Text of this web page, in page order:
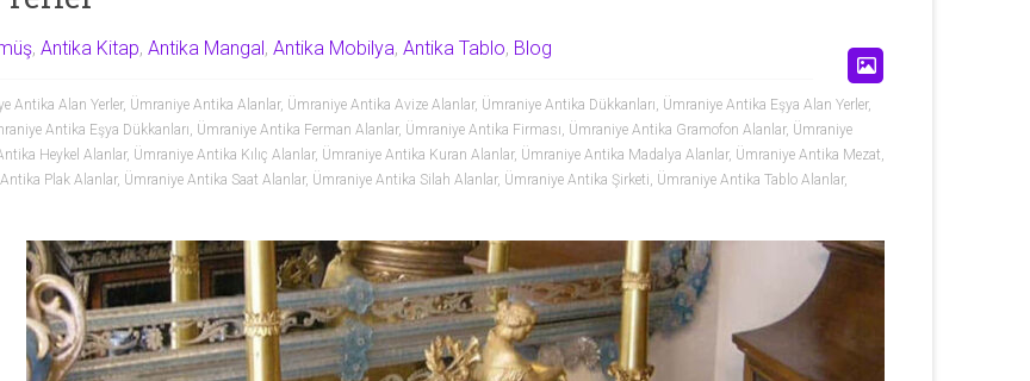
, Antika Kitap, Antika Mangal, Antika Mobilya, Antika Tablo, Blog
Antika Alan Yerler, Ümraniye Antika Alanlar, Ümraniye Antika Avize Alanlar, Ümraniye Antika Dükkanları, Ümraniye Antika Eşya Alan Yerler,
Antika Eşya Dükkanları, Ümraniye Antika Ferman Alanlar, Ümraniye Antika Firması, Ümraniye Antika Gramofon Alanlar, Ümraniye
Heykel Alanlar, Ümraniye Antika Kılıç Alanlar, Ümraniye Antika Kuran Alanlar, Ümraniye Antika Madalya Alanlar, Ümraniye Antika Mezat,
Plak Alanlar, Ümraniye Antika Saat Alanlar, Ümraniye Antika Silah Alanlar, Ümraniye Antika Şirketi, Ümraniye Antika Tablo Alanlar,